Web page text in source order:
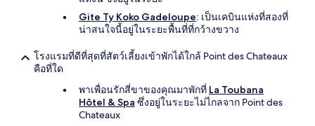
Gite Ty Koko Gadeloupe: เป็นเคบินแห่งที่สองที่
น่าสนใจนี้อยู่ในระยะพื้นที่ที่กว้างขวาง
โรงแรมที่ดีที่สุดที่สัตว์เลี้ยงเข้าพักได้ใกล้ Point des Chateaux
คือที่ใด
พาเพื่อนรักสี่ขาของคุณมาพักที่ La Toubana
Hôtel & Spa ซึ่งอยู่ในระยะไม่ไกลจาก Point des
Chateaux